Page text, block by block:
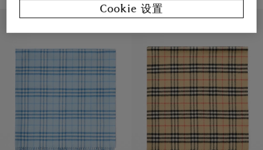
私人印记服务 私人印记服务
Cookie 设置